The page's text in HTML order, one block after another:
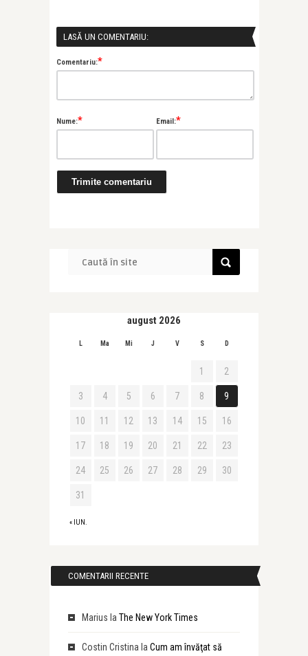
LASĂ UN COMENTARIU:
Comentariu:*
Nume:* Email:*
august 2026
L Ma Mi J V S D
« IUN.
1 2
3 4 5 6 7 8 9
10 11 12 13 14 15 16
17 18 19 20 21 22 23
24 25 26 27 28 29 30
31
COMENTARII RECENTE
Marius la The New York Times
Costin Cristina la Cum am învăţat să